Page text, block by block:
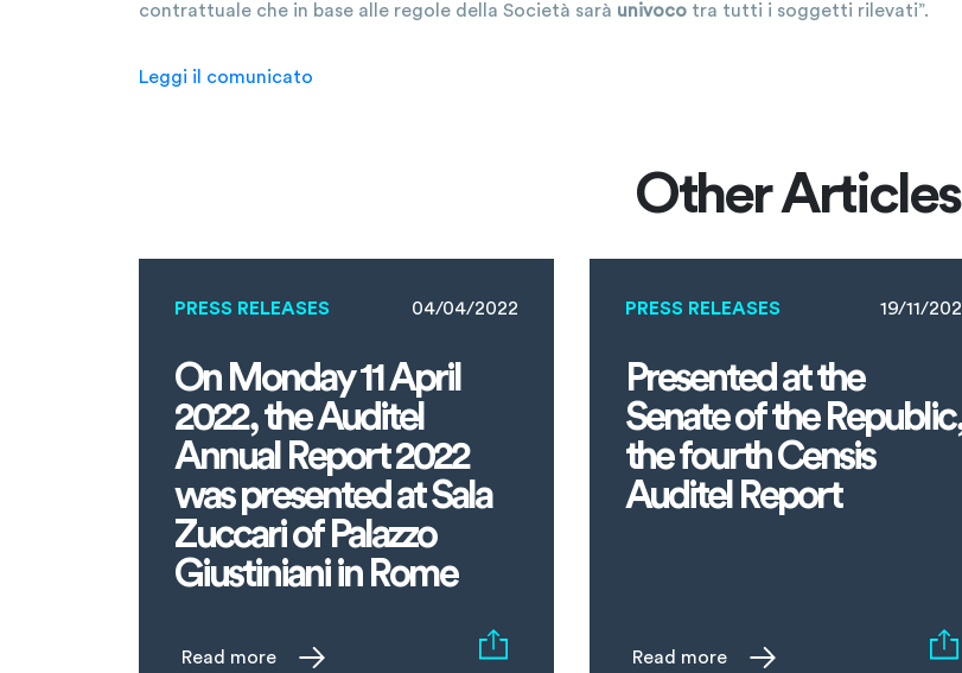
contrattuale che in base alle regole della Società sarà univoco tra tutti i soggetti rilevati”.
Leggi il comunicato
Other Articles
PRESS RELEASES 04/04/2022
On Monday 11 April
2022, the Auditel
Annual Report 2022
was presented at Sala
Zuccari of Palazzo
Giustiniani in Rome
Read more
PRESS RELEASES 19/11/
Presented at the
Senate of the
the fourth Censis
Auditel Report
Read more